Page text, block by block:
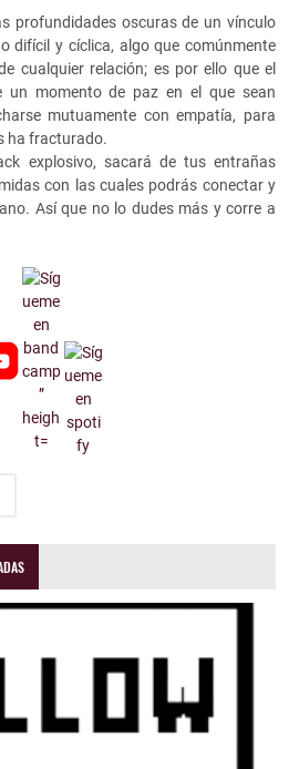
profundidades oscuras de un vínculo
difícil y cíclica, algo que comúnmente
cualquier relación; es por ello que el
un momento de paz en el que sean
mutuamente con empatía, para
ha fracturado.
explosivo, sacará de tus entrañas
con las cuales podrás conectar y
Así que no lo dudes más y corre a